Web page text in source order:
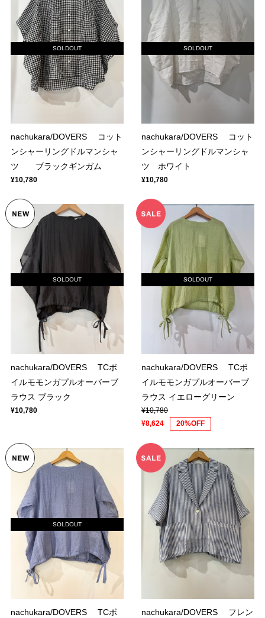
SOLDOUT
nachukara/DOVERS コット
ンシャーリングドルマンシャ
ツ ブラックギンガム
¥10,780
SOLDOUT
nachukara/DOVERS コット
ンシャーリングドルマンシャ
ツ ホワイト
¥10,780
SOLDOUT
nachukara/DOVERS TCボ
イルモモンガプルオーバーブ
ラウス ブラック
¥10,780
SOLDOUT
nachukara/DOVERS TCボ
イルモモンガプルオーバーブ
ラウス イエローグリーン
¥10,780
¥8,624
20%OFF
SOLDOUT
nachukara/DOVERS TCボ
nachukara/DOVERS フレン